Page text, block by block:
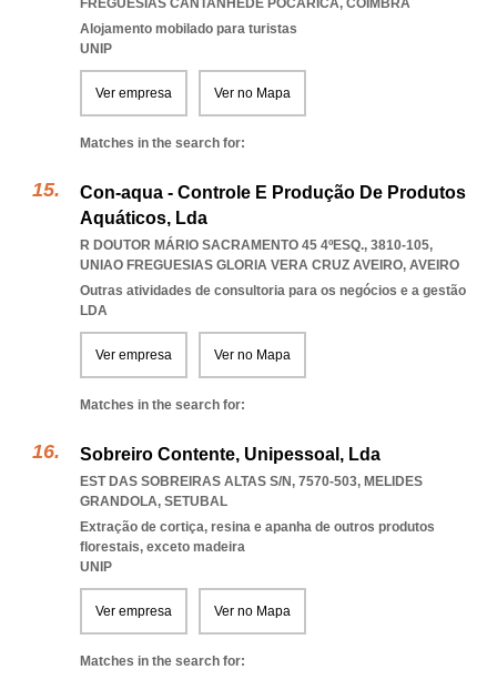
FREGUESIAS CANTANHEDE POCARICA, COIMBRA
Alojamento mobilado para turistas
UNIP
Ver empresa Ver no Mapa
Matches in the search for:
Con-aqua - Controle E Produção De Produtos
Aquáticos, Lda
R DOUTOR MÁRIO SACRAMENTO 45 4ºESQ., 3810-105,
UNIAO FREGUESIAS GLORIA VERA CRUZ AVEIRO, AVEIRO
Outras atividades de consultoria para os negócios e a gestão
LDA
Ver empresa Ver no Mapa
Matches in the search for:
Sobreiro Contente, Unipessoal, Lda
EST DAS SOBREIRAS ALTAS S/N, 7570-503, MELIDES
GRANDOLA, SETUBAL
Extração de cortiça, resina e apanha de outros produtos
florestais, exceto madeira
UNIP
Ver empresa Ver no Mapa
Matches in the search for: